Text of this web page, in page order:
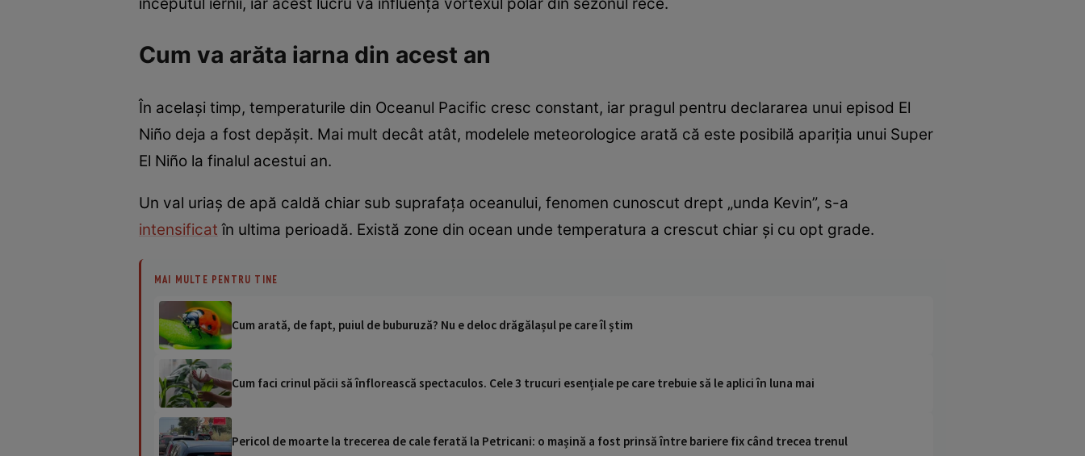
Cum va arăta iarna din acest an
În același timp, temperaturile din Oceanul Pacific cresc constant, iar pragul pentru declararea unui episod El
Niño deja a fost depășit. Mai mult decât atât, modelele meteorologice arată că este posibilă apariția unui Super
El Niño la finalul acestui an.
Un val uriaș de apă caldă chiar sub suprafața oceanului, fenomen cunoscut drept „unda Kevin”, s-a
intensificat în ultima perioadă. Există zone din ocean unde temperatura a crescut chiar și cu opt grade.
MAI MULTE PENTRU TINE
Cum arată, de fapt, puiul de buburuză? Nu e deloc drăgălașul pe care îl știm
Cum faci crinul păcii să înflorească spectaculos. Cele 3 trucuri esențiale pe care trebuie să le aplici în luna mai
Pericol de moarte la trecerea de cale ferată la Petricani: o mașină a fost prinsă între bariere fix când trecea trenul